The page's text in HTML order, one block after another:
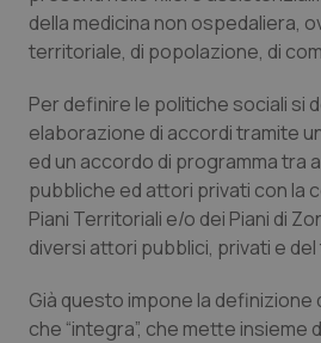
Marche
Piemonte
Provincia Autonoma di
Provincia Autonoma di
Puglia
Donna & Salute
HIV
Infezioni & Febbre
Ipertensione &
Malattie rare
della medicina non ospedaliera,
territoriale, di popolazione, di
Per definire le politiche sociali si
elaborazione di accordi tramite
ed un accordo di programma tra
pubbliche ed attori privati con la
Piani Territoriali e/o dei Piani di
diversi attori pubblici, privati e
Già questo impone la definizione
che “integra”, che mette insieme